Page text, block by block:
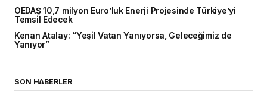
OEDAŞ 10,7 milyon Euro’luk Enerji Projesinde Türkiye’yi
Temsil Edecek
Kenan Atalay: “Yeşil Vatan Yanıyorsa, Geleceğimiz de
Yanıyor”
SON HABERLER